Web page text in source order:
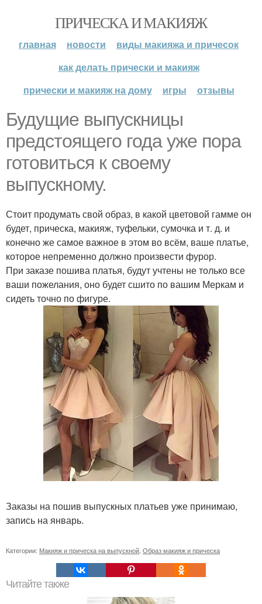
ПРИЧЕСКА И МАКИЯЖ
главная новости
виды макияжа и причесок
как делать прически и макияж
прически и макияж на дому
игры отзывы
Будущие выпускницы
предстоящего года уже пора
готовиться к своему
выпускному.
Стоит продумать свой образ, в какой цветовой гамме он
будет, прическа, макияж, туфельки, сумочка и т. д. и
конечно же самое важное в этом во всём, ваше платье,
которое непременно должно произвести фурор.
При заказе пошива платья, будут учтены не только все
ваши пожелания, оно будет сшито по вашим Меркам и
сидеть точно по фигуре.
Заказы на пошив выпускных платьев уже принимаю,
запись на январь.
Категории: Макияж и прическа на выпускной Образ макияж и прическа
Читайте также